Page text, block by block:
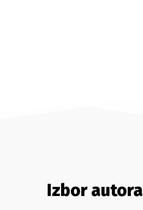
Izbor autora